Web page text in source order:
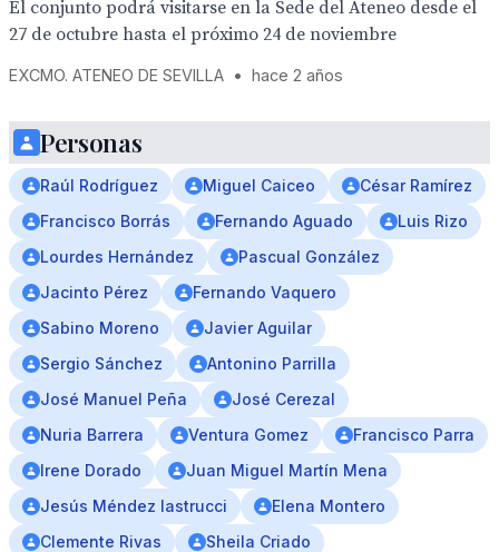
El conjunto podrá visitarse en la Sede del Ateneo desde el
27 de octubre hasta el próximo 24 de noviembre
EXCMO. ATENEO DE SEVILLA • hace 2 años
Personas
Raúl Rodríguez Miguel Caiceo
César Ramírez
Francisco Borrás
Fernando Aguado
Luis Rizo
Lourdes Hernández
Pascual González
Jacinto Pérez
Fernando Vaquero
Sabino Moreno
Javier Aguilar
Sergio Sánchez
Antonino Parrilla
José Manuel Peña
José Cerezal
Nuria Barrera
Ventura Gomez
Francisco Parra
Irene Dorado
Juan Miguel Martín Mena
Jesús Méndez lastrucci
Elena Montero
Clemente Rivas
Sheila Criado